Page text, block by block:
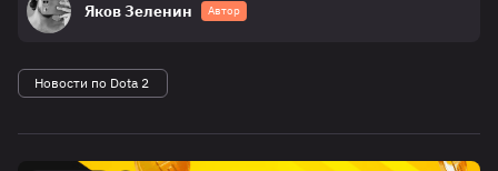
Яков Зеленин Автор
Новости по Dota 2